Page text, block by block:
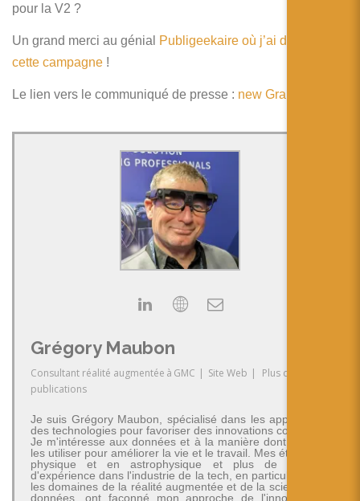
pour la V2 ?
Un grand merci au génial
Publigeekaire où j’ai découvert
cette campagne !
Le lien vers le communiqué de presse : new Grand C-MAX
Grégory Maubon
Consultant réalité augmentée à GMC | Site Web |
Plus de
publications
Je suis Grégory Maubon, spécialisé dans les applications
des technologies pour favoriser des innovations concrètes.
Je m'intéresse aux données et à la manière dont on peut
les utiliser pour améliorer la vie et le travail. Mes études en
physique et en astrophysique et plus de 30 ans
d'expérience dans l'industrie de la tech, en particulier dans
les domaines de la réalité augmentée et de la science des
données, ont façonné mon approche de l'innovation -